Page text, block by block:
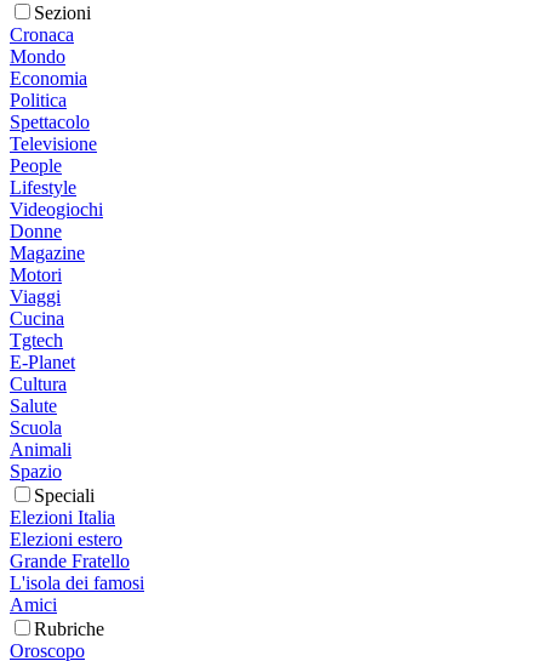
Sezioni
Cronaca
Mondo
Economia
Politica
Spettacolo
Televisione
People
Lifestyle
Videogiochi
Donne
Magazine
Motori
Viaggi
Cucina
Tgtech
E-Planet
Cultura
Salute
Scuola
Animali
Spazio
Speciali
Elezioni Italia
Elezioni estero
Grande Fratello
L'isola dei famosi
Amici
Rubriche
Oroscopo